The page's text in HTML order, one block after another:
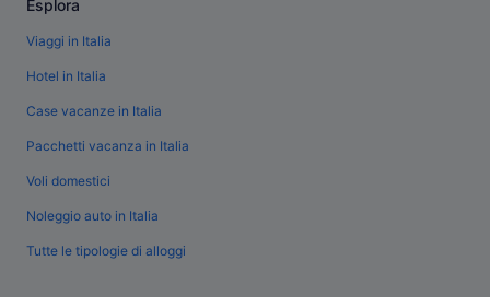
Esplora
Viaggi in Italia
Hotel in Italia
Case vacanze in Italia
Pacchetti vacanza in Italia
Voli domestici
Noleggio auto in Italia
Tutte le tipologie di alloggi